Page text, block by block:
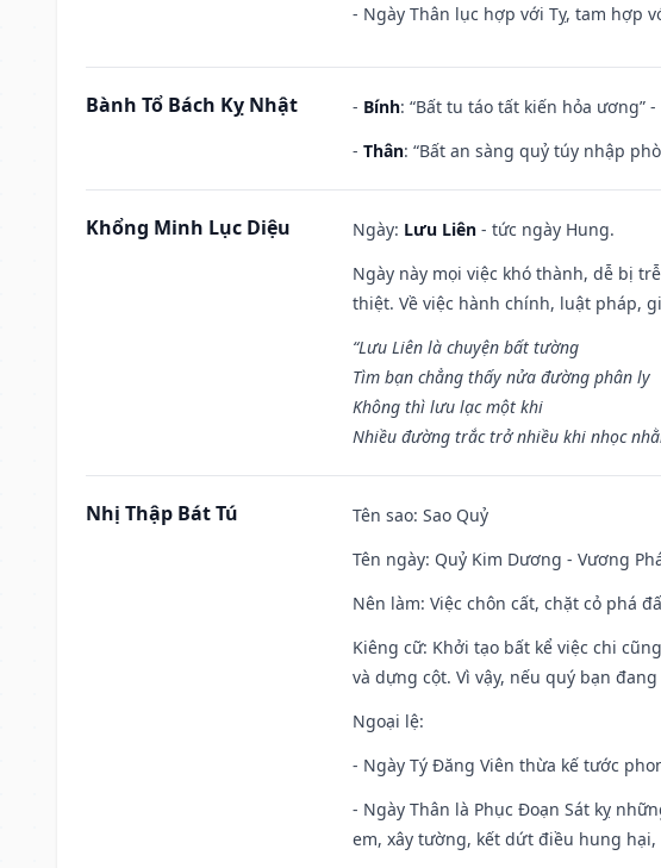
- Ngày Thân lục hợp với Tỵ, tam hợp
Bành Tổ Bách Kỵ Nhật - Bính: “Bất tu táo tất kiến hỏa
- Thân: “Bất an sàng quỷ túy nhập
Khổng Minh Lục Diệu Ngày: Lưu Liên - tức ngày Hung.
Ngày này mọi việc khó thành, dễ bị
thiệt. Về việc hành chính, luật pháp,
“Lưu Liên là chuyện bất tường
Tìm bạn chẳng thấy nửa đường phân ly
Không thì lưu lạc một khi
Nhiều đường trắc trở nhiều khi nhọc
Nhị Thập Bát Tú Tên sao: Sao Quỷ
Tên ngày: Quỷ Kim Dương - Vương
Nên làm: Việc chôn cất, chặt cỏ phá
Kiêng cữ: Khởi tạo bất kể việc chi
và dựng cột. Vì vậy, nếu quý bạn
Ngoại lệ:
- Ngày Tý Đăng Viên thừa kế tước
- Ngày Thân là Phục Đoạn Sát kỵ
em, xây tường, kết dứt điều hung